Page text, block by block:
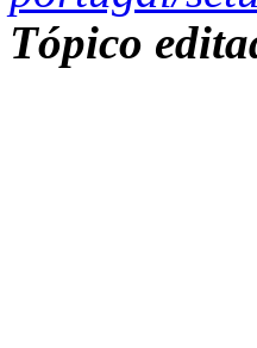
Tópico